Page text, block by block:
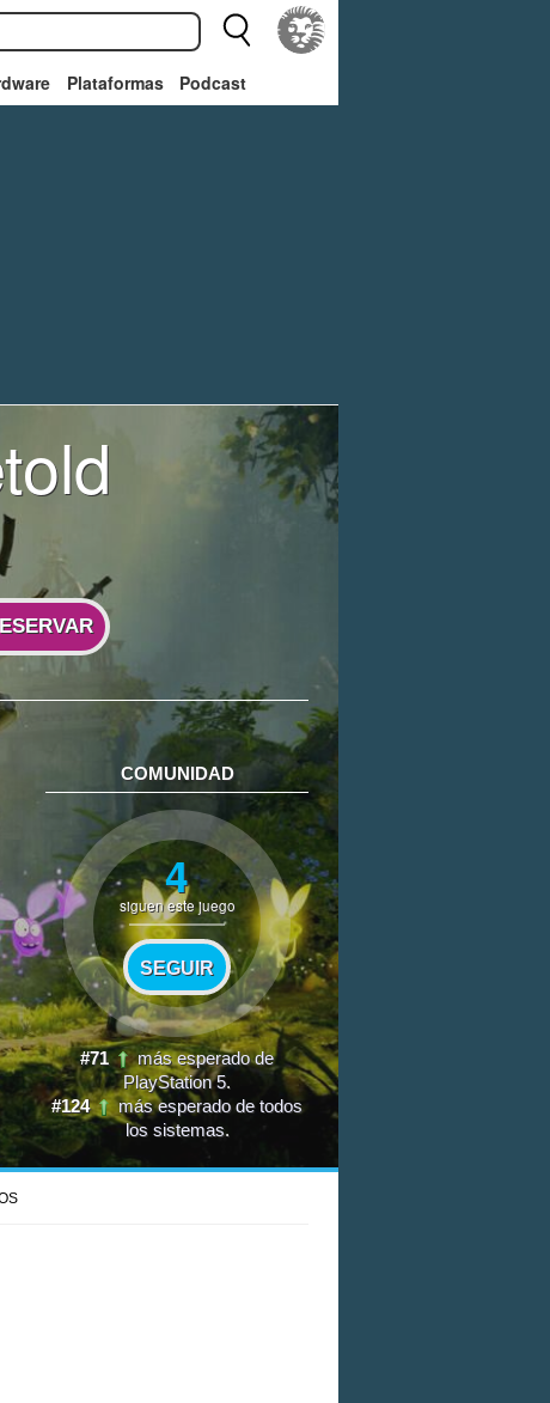
Plataformas Podcast
COMUNIDAD
4
siguen este juego
SEGUIR
#71
más esperado de
PlayStation 5.
#124
más esperado de todos
los sistemas.